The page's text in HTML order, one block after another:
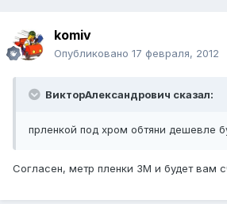
komiv
Опубликовано 17 февраля, 2012
ВикторАлександрович сказал:
прленкой под хром обтяни дешевле
Согласен, метр пленки 3М и будет вам